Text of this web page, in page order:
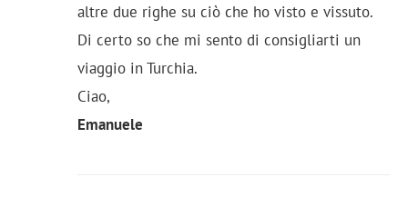
altre due righe su ciò che ho visto e vissuto.
Di certo so che mi sento di consigliarti un
viaggio in Turchia.
Ciao,
Emanuele